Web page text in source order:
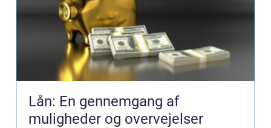
Lån: En gennemgang af
muligheder og overvejelser